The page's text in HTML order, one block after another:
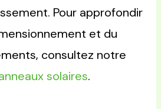
Pour approfondir
et du
consultez notre
solaires.